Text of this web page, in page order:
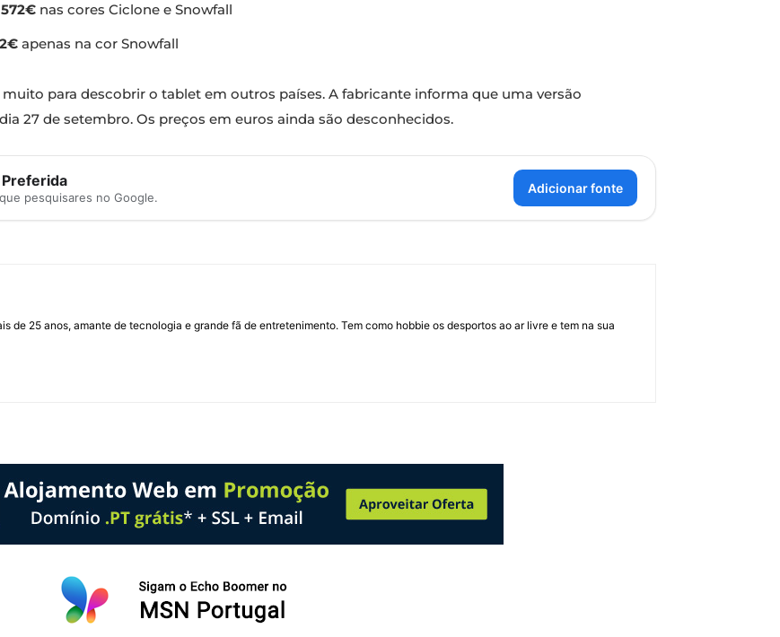
572€ nas cores Ciclone e Snowfall
apenas na cor Snowfall
para descobrir o tablet em outros países. A fabricante informa que uma versão
27 de setembro. Os preços em euros ainda são desconhecidos.
pesquisares no Google.
Adicionar fonte
de 25 anos, amante de tecnologia e grande fã de entretenimento. Tem como hobbie os desportos ao ar livre e tem na sua